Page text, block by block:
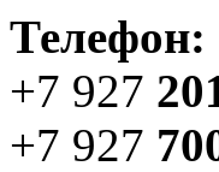
Телефон:
+7 927
+7 927